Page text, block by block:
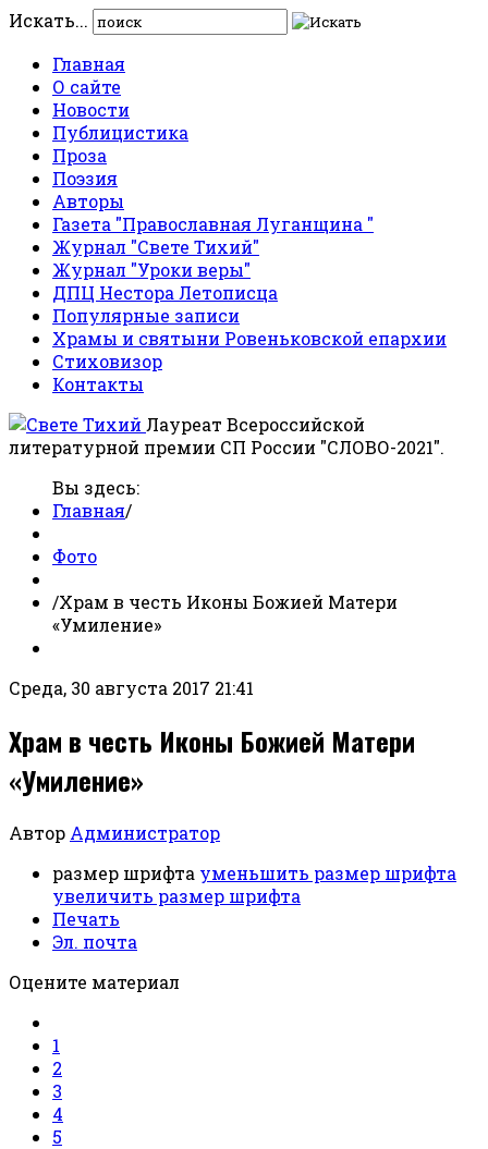
Искать...
Главная
О сайте
Новости
Публицистика
Проза
Поэзия
Авторы
Газета "Православная Луганщина "
Журнал "Свете Тихий"
Журнал "Уроки веры"
ДПЦ Нестора Летописца
Популярные записи
Храмы и святыни Ровеньковской епархии
Стиховизор
Контакты
Лауреат Всероссийской
литературной премии СП России "СЛОВО-2021".
Вы здесь:
Главная/
Фото
/Храм в честь Иконы Божией Матери
«Умиление»
Среда, 30 августа 2017 21:41
Храм в честь Иконы Божией Матери
«Умиление»
Автор Администратор
размер шрифта уменьшить размер шрифта
увеличить размер шрифта
Печать
Эл. почта
Оцените материал
1
2
3
4
5